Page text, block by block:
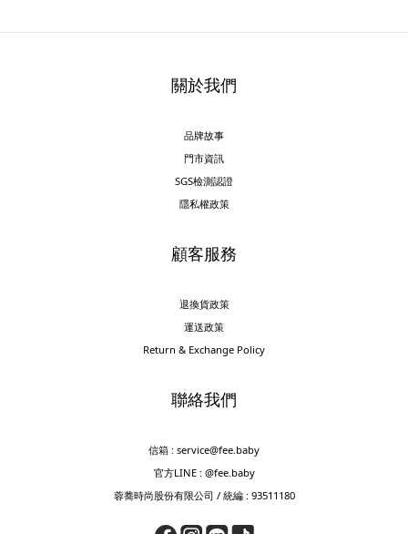
關於我們
品牌故事
門市資訊
SGS檢測認證
隱私權政策
顧客服務
退換貨政策
運送政策
Return & Exchange Policy
聯絡我們
信箱 : service@fee.baby
官方LINE : @fee.baby
蓉蕎時尚股份有限公司 / 統編 : 93511180